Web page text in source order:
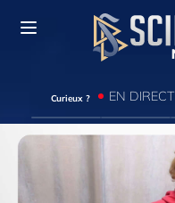
Curieux ? EN DIRECT